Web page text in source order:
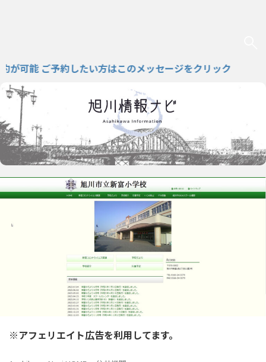
ご予約したい方はこのメッセージをクリック
※アフェリエイト広告を利用してます。